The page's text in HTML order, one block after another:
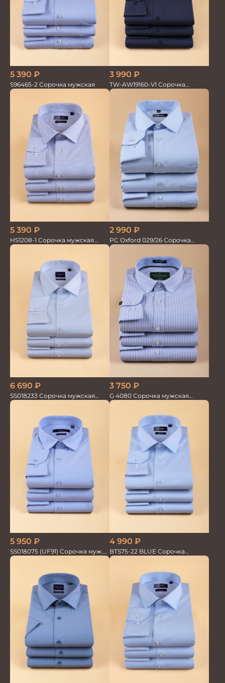
5 390 ₽
S96465-2 Сорочка мужская
3 990 ₽
TW-AW19160-V1 Сорочка
мужская
5 390 ₽
HS1208-1 Сорочка мужская
голубая мел.клетка
2 990 ₽
PC Oxford 029/26 Сорочка
6 690 ₽
SS018233 Сорочка мужская
GROSTYLE TRENDY
3 750 ₽
G 4080 Сорочка мужская
голубой
5 950 ₽
SS018075 (UF91) Сорочка муж.
дл.рук. GROSTYLE PRIME
4 990 ₽
BTS75-22 BLUE Сорочка
мужская лайкра бамбук